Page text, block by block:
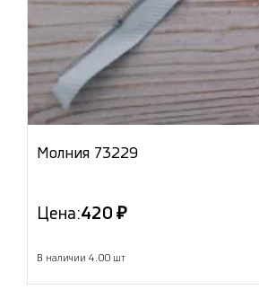
Молния 73229
Цена:420 ₽
В наличии 4.00 шт